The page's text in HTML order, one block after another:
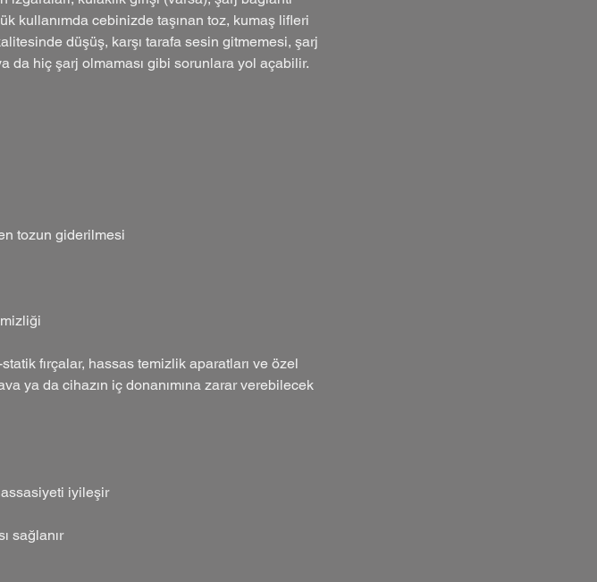
kullanımda cebinizde taşınan toz, kumaş lifleri
düşüş, karşı tarafa sesin gitmemesi, şarj
da hiç şarj olmaması gibi sorunlara yol açabilir.
tozun giderilmesi
fırçalar, hassas temizlik aparatları ve özel
ya da cihazın iç donanımına zarar verebilecek
iyileşir
sağlanır